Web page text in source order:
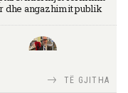
dhe angazhimit publik
TIRANA DIPLOMATTË GJITHA